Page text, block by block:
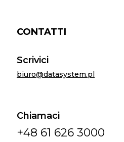
CONTATTI
Scrivici
biuro@datasystem.pl
Chiamaci
+48 61 626 3000